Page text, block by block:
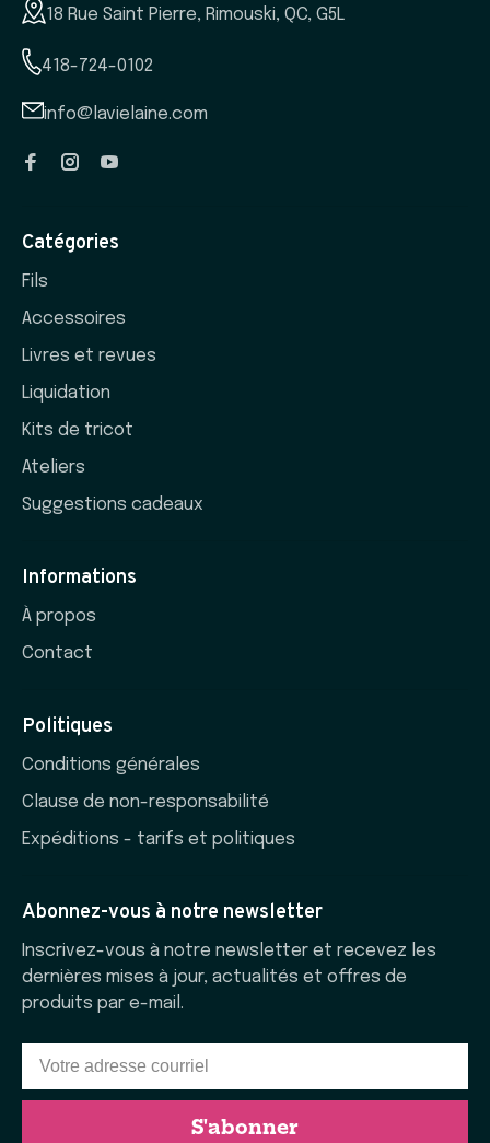
18 Rue Saint Pierre, Rimouski, QC, G5L
418-724-0102
info@lavielaine.com
Catégories
Fils
Accessoires
Livres et revues
Liquidation
Kits de tricot
Ateliers
Suggestions cadeaux
Informations
À propos
Contact
Politiques
Conditions générales
Clause de non-responsabilité
Expéditions - tarifs et politiques
Abonnez-vous à notre newsletter
Inscrivez-vous à notre newsletter et recevez les
dernières mises à jour, actualités et offres de
produits par e-mail.
S'abonner